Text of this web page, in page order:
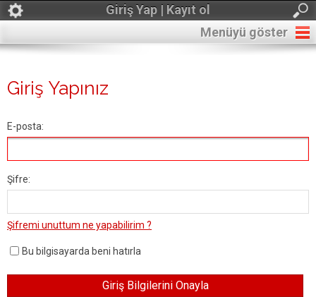
Giriş Yap | Kayıt ol
Menüyü göster
Giriş Yapınız
E-posta:
Şifre:
Şifremi unuttum ne yapabilirim ?
Bu bilgisayarda beni hatırla